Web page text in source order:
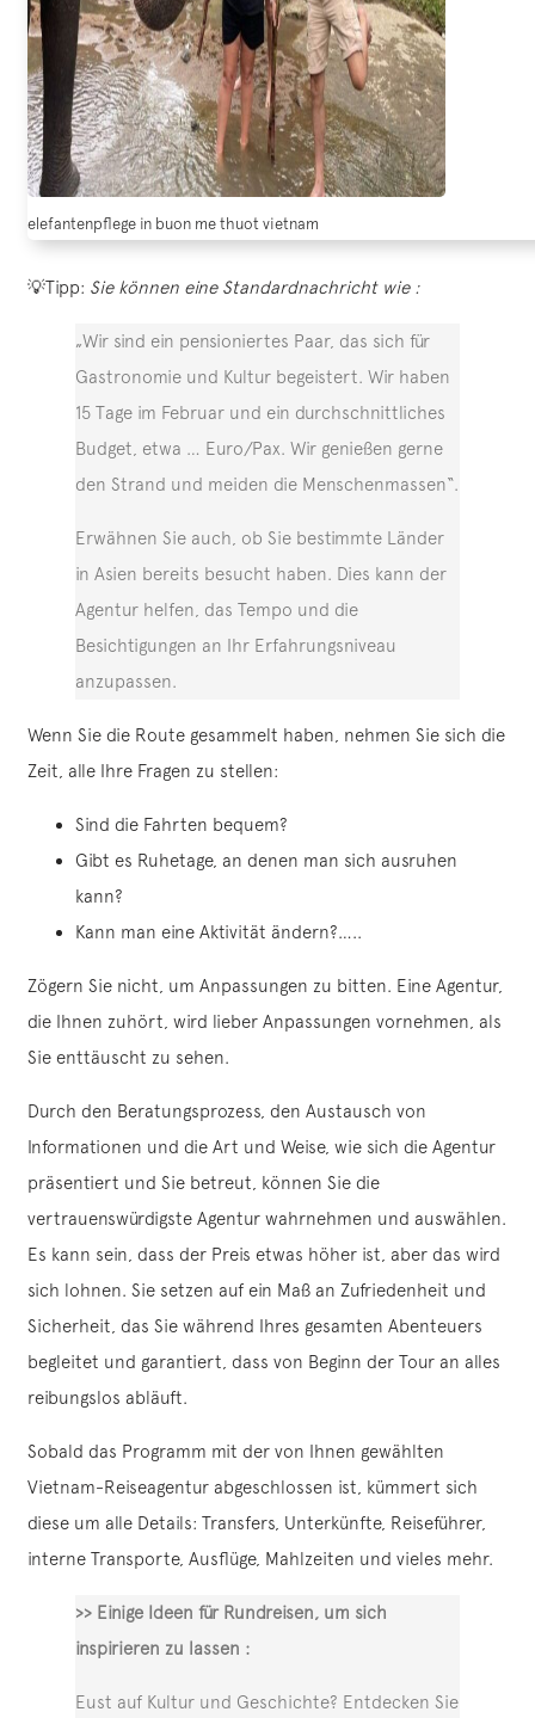
elefantenpflege in buon me thuot vietnam
💡Tipp: Sie können eine Standardnachricht wie :
„Wir sind ein pensioniertes Paar, das sich für
Gastronomie und Kultur begeistert. Wir haben
15 Tage im Februar und ein durchschnittliches
Budget, etwa … Euro/Pax. Wir genießen gerne
den Strand und meiden die Menschenmassen“.
Erwähnen Sie auch, ob Sie bestimmte Länder
in Asien bereits besucht haben. Dies kann der
Agentur helfen, das Tempo und die
Besichtigungen an Ihr Erfahrungsniveau
anzupassen.
Wenn Sie die Route gesammelt haben, nehmen Sie sich die
Zeit, alle Ihre Fragen zu stellen:
Sind die Fahrten bequem?
Gibt es Ruhetage, an denen man sich ausruhen
kann?
Kann man eine Aktivität ändern?…..
Zögern Sie nicht, um Anpassungen zu bitten. Eine Agentur,
die Ihnen zuhört, wird lieber Anpassungen vornehmen, als
Sie enttäuscht zu sehen.
Durch den Beratungsprozess, den Austausch von
Informationen und die Art und Weise, wie sich die Agentur
präsentiert und Sie betreut, können Sie die
vertrauenswürdigste Agentur wahrnehmen und auswählen.
Es kann sein, dass der Preis etwas höher ist, aber das wird
sich lohnen. Sie setzen auf ein Maß an Zufriedenheit und
Sicherheit, das Sie während Ihres gesamten Abenteuers
begleitet und garantiert, dass von Beginn der Tour an alles
reibungslos abläuft.
Sobald das Programm mit der von Ihnen gewählten
Vietnam-Reiseagentur abgeschlossen ist, kümmert sich
diese um alle Details: Transfers, Unterkünfte, Reiseführer,
interne Transporte, Ausflüge, Mahlzeiten und vieles mehr.
>> Einige Ideen für Rundreisen, um sich
inspirieren zu lassen :
Eust auf Kultur und Geschichte? Entdecken Sie